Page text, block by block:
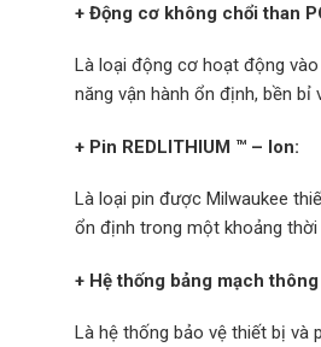
+ Động cơ không chổi than
Là loại động cơ hoạt động
năng vận hành ổn định, bền
+ Pin REDLITHIUM ™ – Ion:
Là loại pin được Milwaukee
ổn định trong một khoảng thời
+ Hệ thống bảng mạch
Là hệ thống bảo vệ thiết bị và